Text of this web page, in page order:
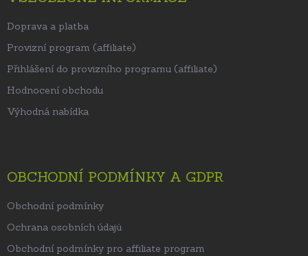
Doprava a platba
Provizní program (affiliate)
Přihlášení do provizního programu (affiliate)
Hodnocení obchodu
Výhodná nabídka
OBCHODNÍ PODMÍNKY A GDPR
Obchodní podmínky
Ochrana osobních údajů
Obchodní podmínky pro affiliate program